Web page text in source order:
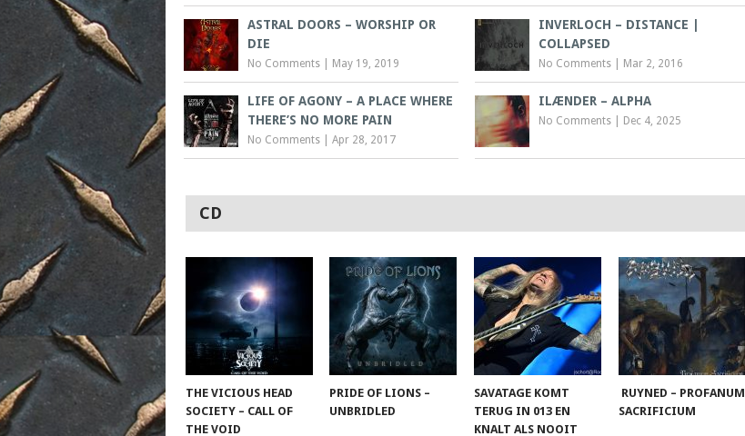
ASTRAL DOORS – WORSHIP OR
DIE
No Comments May 19, 2019
INVERLOCH – DISTANCE |
COLLAPSED
No Comments Mar 2, 2016
LIFE OF AGONY – A PLACE WHERE
THERE’S NO MORE PAIN
No Comments Apr 28, 2017
ILÆNDER – ALPHA
No Comments Dec 4, 2025
CD
THE VICIOUS HEAD
SOCIETY – CALL OF
THE VOID
PRIDE OF LIONS –
UNBRIDLED
SAVATAGE KOMT
TERUG IN 013 EN
KNALT ALS NOOIT
RUYNED – PROFANUM
SACRIFICIUM